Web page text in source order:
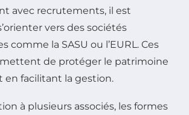
avec recrutements, il est
vers des sociétés
comme la SASU ou l’EURL. Ces
de protéger le patrimoine
en facilitant la gestion.
à plusieurs associés, les formes